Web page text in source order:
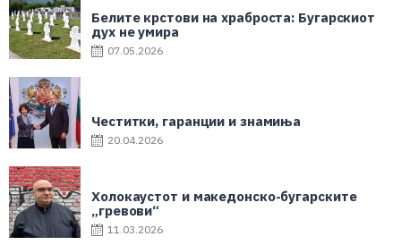
Белите крстови на храброста: Бугарскиот
дух не умира
07.05.2026
Честитки, гаранции и знамиња
20.04.2026
Холокаустот и македонско-бугарските
„гревови“
11.03.2026